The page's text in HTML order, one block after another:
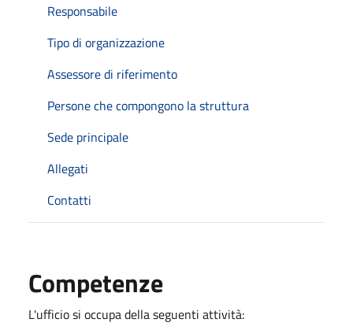
Responsabile
Tipo di organizzazione
Assessore di riferimento
Persone che compongono la struttura
Sede principale
Allegati
Contatti
Competenze
L'ufficio si occupa della seguenti attività: